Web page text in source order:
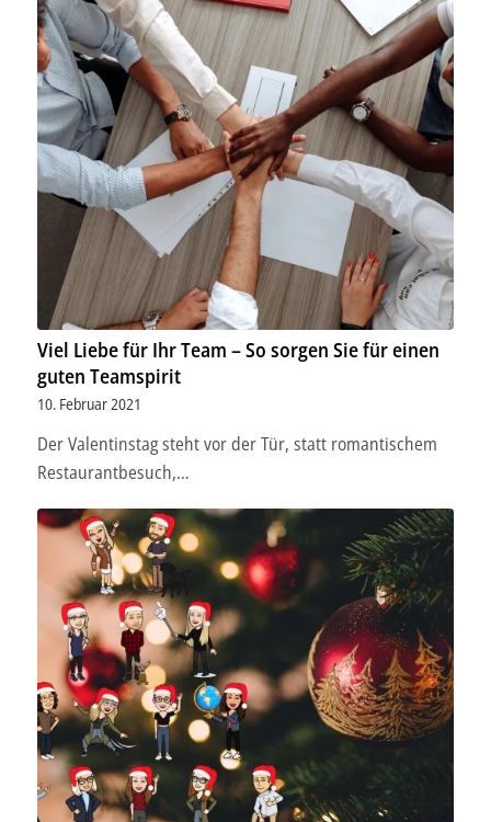
Viel Liebe für Ihr Team – So sorgen Sie für einen
guten Teamspirit
10. Februar 2021
Der Valentinstag steht vor der Tür, statt romantischem
Restaurantbesuch,…